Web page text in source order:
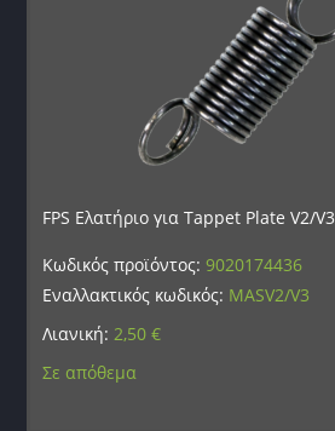
FPS Ελατήριο για Tappet Plate V2/V3
Κωδικός προϊόντος:9020174436
Εναλλακτικός κωδικός: MASV2/V3
Λιανική: 2,50€
Σε απόθεμα